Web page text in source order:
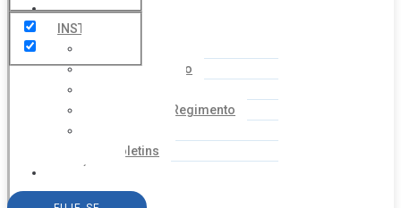
HOME
INSTITUCIONAL
Coordenação
Estatuto e Regimento
Boletins
SERVIÇOS